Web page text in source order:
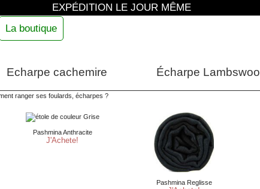
La boutique
Echarpe cachemire Écharpe Lambswool
EXPÉDITION LE JOUR MÊME
ranger ses foulards, écharpes ?